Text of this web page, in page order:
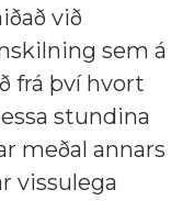
við
sem á
frá því hvort
stundina
meðal annars
vissulega